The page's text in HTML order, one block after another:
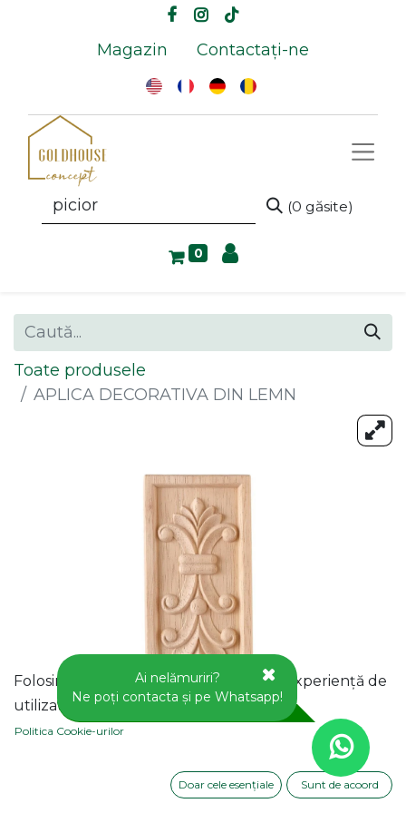
Magazin Contactați-ne
(0 găsite)
0
Toate produsele
APLICA DECORATIVA DIN LEMN
Folosim cookie-uri pentru a vă oferi o experiență de
utilizator mai bună pe acest site web.
Politica Cookie-urilor
Doar cele esențiale Sunt de acoord
Ai nelămuriri?
Ne poți contacta și pe Whatsapp!